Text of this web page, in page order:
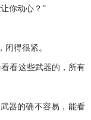
你动心？”
得很紧。
看这些武器的，所有
器的确不容易，能看